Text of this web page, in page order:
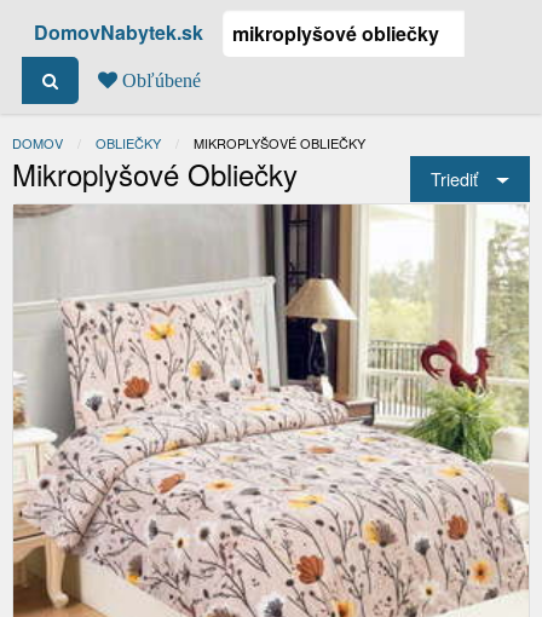
DomovNabytek.sk
Obľúbené
DOMOV OBLIEČKY ACTUAL:
MIKROPLYŠOVÉ OBLIEČKY
Mikroplyšové Obliečky Triediť